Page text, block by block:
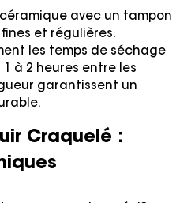
avec un tampon
et régulières.
les temps de séchage
à 2 heures entre les
garantissent un
Craquelé :